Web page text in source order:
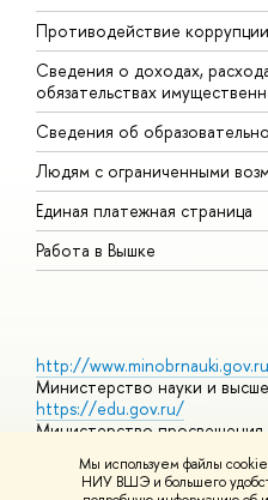
Мы используем файлы
НИУ ВШЭ и большего
Противодействие коррупции
Сведения о доходах,
обязательствах
Сведения об
Людям с ограниченными
Единая платежная страница
Работа в Вышке
http://
Министерство науки и
https://edu.gov.ru/
Министерство
https://elearning.hse.ru/mooc
Массовые открытые